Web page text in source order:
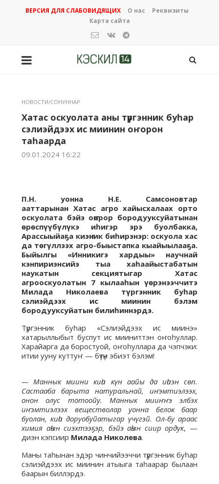
ВЕРСИЯ ДЛЯ СЛАБОВИДЯЩИХ О нас
Реквизиты
Карта сайта
НОВОСТИ/СОНУННАР
Хатас оскуолата аны түргэнник буһар
сэлиэйдээх ис миинин оҥорон
таһаарда
09.01.2024 16:22
П.Н. уонна Н.Е. Самсоновтар
ааттарынан Хатас агро хайысхалаах орто
оскуолата бэйэ оҥорор бородууксуйатынан
өрөспүүбүлүкэ иһигэр эрэ буолбакка,
Арассыыйаҕа киэҥник биһирэнэр: оскуола хас
да төгүллээх агро-быыстапка кыайыылааҕа.
Быйылгы «Инникигэ хардыы» научнай
кэнпириэнсийэ тыа хаһаайыстабатын
наукатын секциятыгар Хатас
агрооскуолатын 7 кылааһын үөрэнээччитэ
Милада Николаева түргэнник буһар
сэлиэйдээх ис миинин бэлэм
бородууксуйатын билиһиннэрдэ.
Түргэнник буһар «Сэлиэйдээх ис миинэ»
хатарыллыбыт буспут ис мииниттэн оҥоһуллар.
Харайарга да боростуой, оҥоһуллара да чэпчэки:
итии ууну куттуҥ — бүтүн эбиэт бэлэм!
— Маннык миини киһи күн аайы да иһиэн сөп.
Састааба барыта натуральнай, иҥэмтиэлээх,
онон олус тотоойу. Маннык мииҥҥэ элбэх
иҥэмтиэлээх веществолар уонна белок баар
буолан, киһи доруобуйатыгар үчүгэй. Ол-бу араас
химия аһын сиэхтээҕэр, бэйэ аһын сиир ордук, —
диэн кэпсиир Милада Николева.
Маны таһынан эдэр чинчийээччи түргэнник буһар
сэлиэйдээх ис миинин атыыга таһаарар былаан
баарын биллэрдэ.